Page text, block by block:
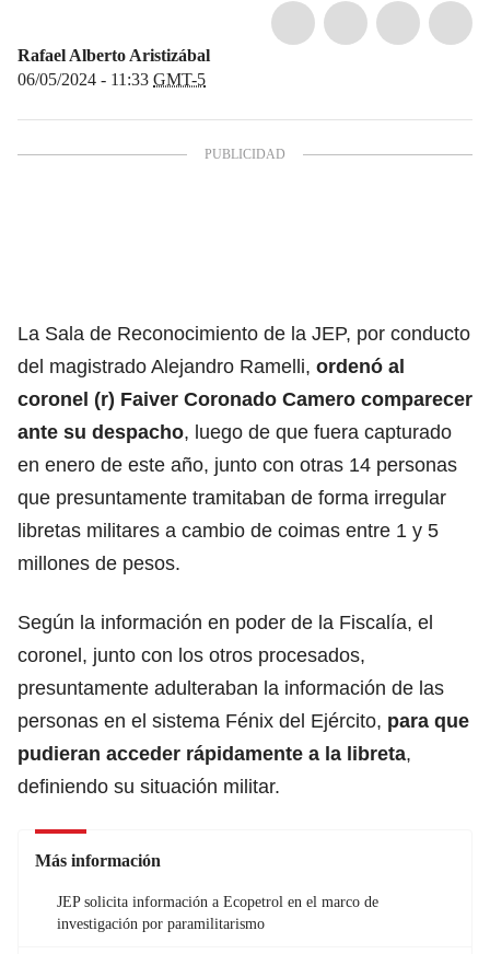
Rafael Alberto Aristizábal
06/05/2024 - 11:33 GMT-5
La Sala de Reconocimiento de la JEP, por conducto
del magistrado Alejandro Ramelli, ordenó al
coronel (r) Faiver Coronado Camero comparecer
ante su despacho, luego de que fuera capturado
en enero de este año, junto con otras 14 personas
que presuntamente tramitaban de forma irregular
libretas militares a cambio de coimas entre 1 y 5
millones de pesos.
Según la información en poder de la Fiscalía, el
coronel, junto con los otros procesados,
presuntamente adulteraban la información de las
personas en el sistema Fénix del Ejército, para que
pudieran acceder rápidamente a la libreta,
definiendo su situación militar.
Más información
JEP solicita información a Ecopetrol en el marco de
investigación por paramilitarismo